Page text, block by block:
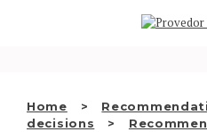
Home
decisions
WHO WE ARE
INSTITUTION